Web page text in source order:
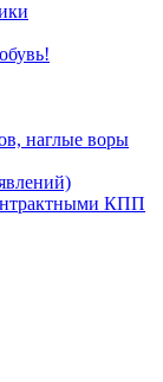
наглые воры
КПП